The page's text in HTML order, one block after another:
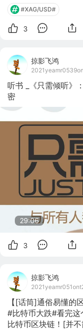
#XAG/USD#
3
掠影飞鸿
听书 _《只需倾听》
密
29:06
3
掠影飞鸿
【[话筒]通俗易懂的
#比特币大跌#看完
比特币区块链！[并